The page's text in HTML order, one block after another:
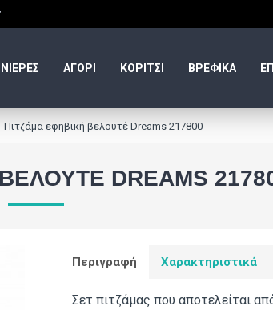
ΑΓΟΡΙ ΚΟΡΙΤΣΙ ΒΡΕΦΙΚΑ
Πιτζάμα εφηβική βελουτέ Dreams 217800
DREAMS
Περιγραφή Χαρακτηριστικά
Σετ πιτζάμας που αποτελείται